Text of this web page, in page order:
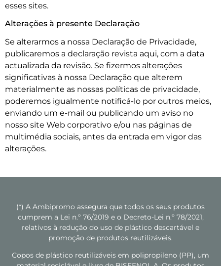
esses sites.
Alterações à presente Declaração
Se alterarmos a nossa Declaração de Privacidade,
publicaremos a declaração revista aqui, com a data
actualizada da revisão. Se fizermos alterações
significativas à nossa Declaração que alterem
materialmente as nossas políticas de privacidade,
poderemos igualmente notificá-lo por outros meios,
enviando um e-mail ou publicando um aviso no
nosso site Web corporativo e/ou nas páginas de
multimédia sociais, antes da entrada em vigor das
alterações.
(*) A Ambipromo assegura que todos os seus produtos
cumprem a Lei n.º 76/2019 e o Decreto-Lei n.º 78/2021,
relativos à redução do uso de plástico descartável e
promoção de produtos reutilizáveis.
Copos de plástico reutilizáveis em polipropileno (PP), um